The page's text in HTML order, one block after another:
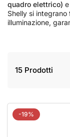
quadro elettrico)
Shelly si
illuminazione,
15 Prodotti
-19%